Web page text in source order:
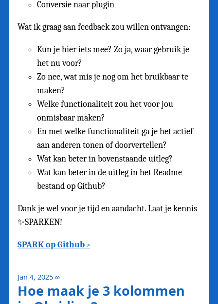
Conversie naar plugin
Wat ik graag aan feedback zou willen ontvangen:
Kun je hier iets mee? Zo ja, waar gebruik je
het nu voor?
Zo nee, wat mis je nog om het bruikbaar te
maken?
Welke functionaliteit zou het voor jou
onmisbaar maken?
En met welke functionaliteit ga je het actief
aan anderen tonen of doorvertellen?
Wat kan beter in bovenstaande uitleg?
Wat kan beter in de uitleg in het Readme
bestand op Github?
Dank je wel voor je tijd en aandacht. Laat je kennis
✨SPARKEN!
SPARK op Github
Jan 4, 2025 ∞
Hoe maak je 3 kolommen